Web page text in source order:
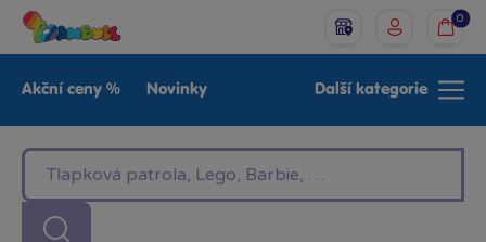
0
Akční ceny % Novinky
LEGO®
Další kategorie